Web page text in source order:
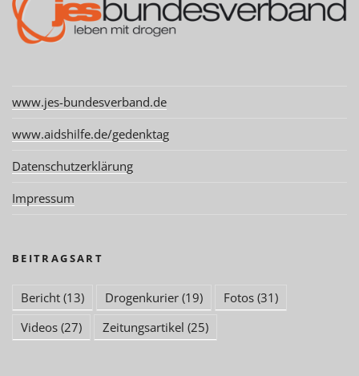
www.jes-bundesverband.de
www.aidshilfe.de/gedenktag
Datenschutzerklärung
Impressum
BEITRAGSART
Bericht (13) Drogenkurier (19) Fotos (31)
Videos (27) Zeitungsartikel (25)